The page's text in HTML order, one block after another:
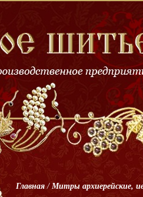
Главная / Митры архиерейские,